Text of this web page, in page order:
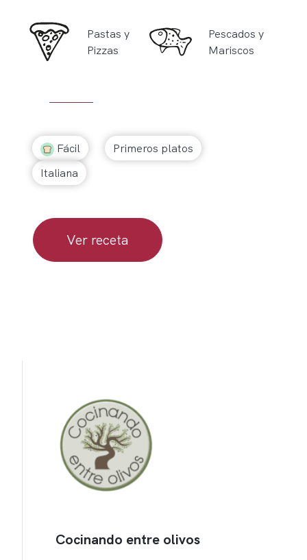
Pastas y
Pizzas
Pescados y
Mariscos
Fácil
Primeros platos
Italiana
Ver receta
Cocinando entre olivos